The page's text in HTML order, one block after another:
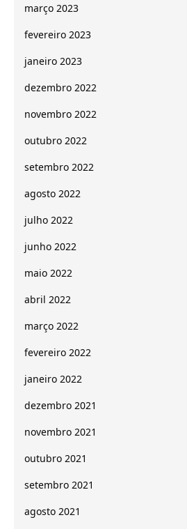
março 2023
fevereiro 2023
janeiro 2023
dezembro 2022
novembro 2022
outubro 2022
setembro 2022
agosto 2022
julho 2022
junho 2022
maio 2022
abril 2022
março 2022
fevereiro 2022
janeiro 2022
dezembro 2021
novembro 2021
outubro 2021
setembro 2021
agosto 2021